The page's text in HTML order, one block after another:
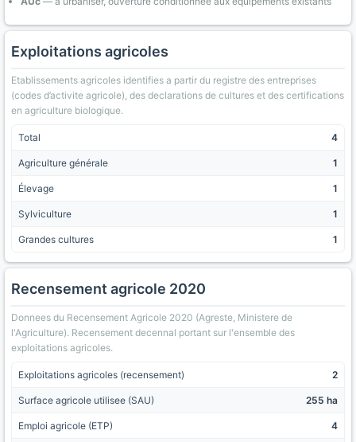
Exploitations agricoles
Etablissements agricoles identifies a partir du registre des entreprises
(codes d’activite agricole), des declarations de cultures et des certifications
en agriculture biologique.
Total 4
Agriculture générale 1
Élevage 1
Sylviculture 1
Grandes cultures 1
Recensement agricole 2020
Donnees du Recensement Agricole 2020 (Agreste, Ministere de
l'Agriculture). Recensement decennal portant sur l'ensemble des
exploitations agricoles.
Exploitations agricoles (recensement) 2
Surface agricole utilisee (SAU) 255 ha
Emploi agricole (ETP) 4